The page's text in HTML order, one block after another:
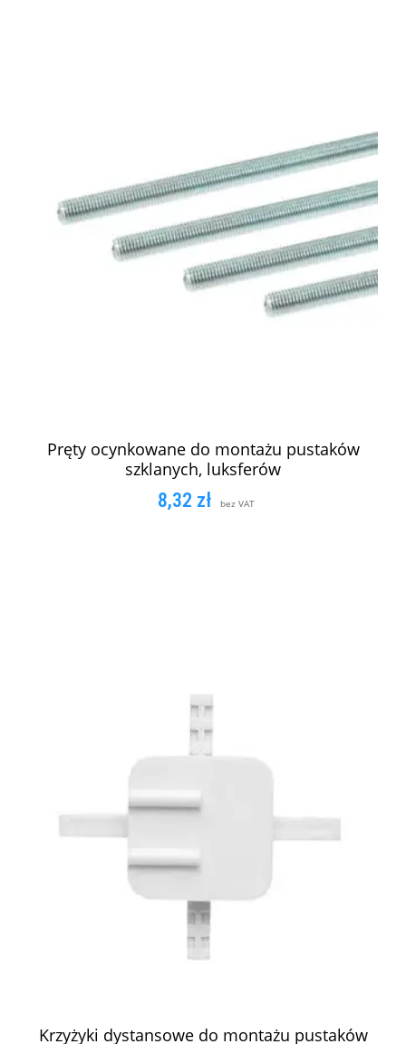
Pręty ocynkowane do montażu pustaków
szklanych, luksferów
8,32 zł bez VAT
Krzyżyki dystansowe do montażu pustaków